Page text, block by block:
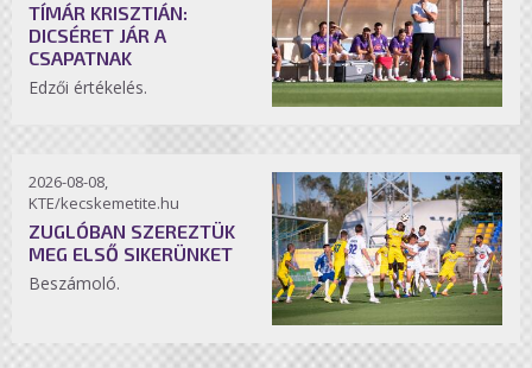
TÍMÁR KRISZTIÁN:
DICSÉRET JÁR A
CSAPATNAK
Edzői értékelés.
2026-08-08,
KTE/kecskemetite.hu
ZUGLÓBAN SZEREZTÜK
MEG ELSŐ SIKERÜNKET
Beszámoló.